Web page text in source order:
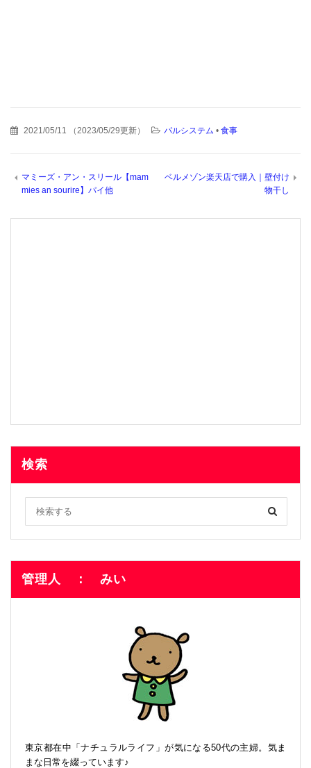
2021/05/11 （ 2023/05/29更新） パルシステム • 食事
マミーズ・アン・スリール【mam
mies an sourire】パイ他
ベルメゾン楽天店で購入｜壁付け
物干し
検索
管理人 ： みい
東京都在中「ナチュラルライフ」が気になる50代の主婦。気ま
まな日常を綴っています♪